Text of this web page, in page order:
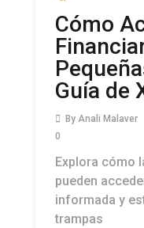
Cómo
Guía de
By Anali Malaver
0
Explora cómo
pueden
informada y
trampas